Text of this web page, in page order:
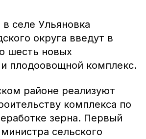
селе Ульяновка
округа введут в
шесть новых
плодоовощной комплекс.
районе реализуют
комплекса по
зерна. Первый
сельского